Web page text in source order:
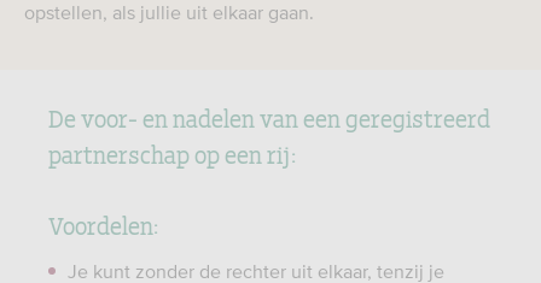
opstellen, als jullie uit elkaar gaan.
De voor- en nadelen van een geregistreerd
partnerschap op een rij:
Voordelen:
Je kunt zonder de rechter uit elkaar, tenzij je